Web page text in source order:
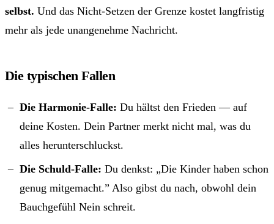
selbst. Und das Nicht-Setzen der Grenze kostet langfristig
mehr als jede unangenehme Nachricht.
Die typischen Fallen
Die Harmonie-Falle: Du hältst den Frieden — auf
deine Kosten. Dein Partner merkt nicht mal, was du
alles herunterschluckst.
Die Schuld-Falle: Du denkst: „Die Kinder haben schon
genug mitgemacht.” Also gibst du nach, obwohl dein
Bauchgefühl Nein schreit.